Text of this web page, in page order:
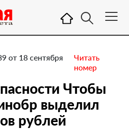
от 18 сентября
Читать
номер
Чтобы
выделил
рублей